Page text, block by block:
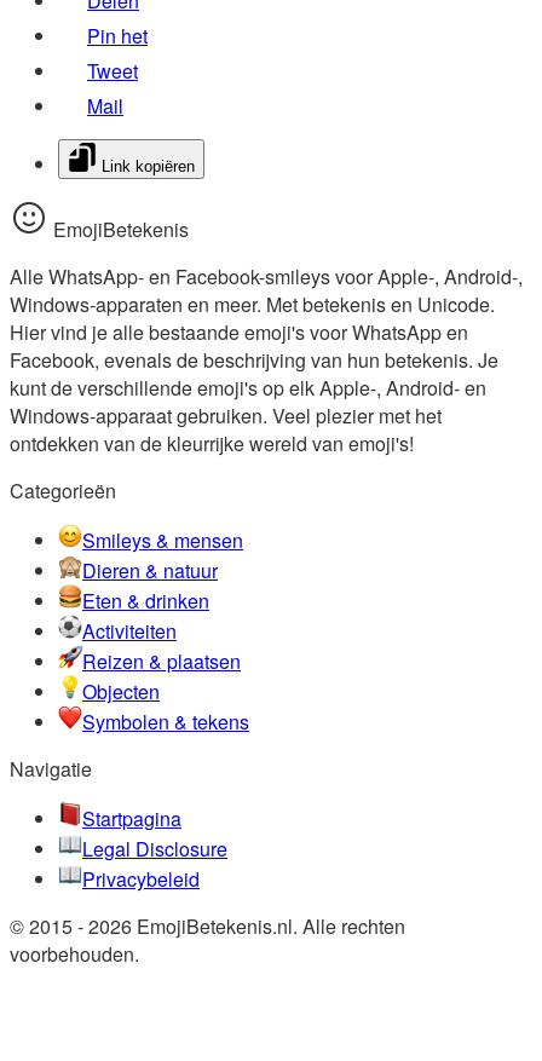
Pin het
Tweet
Mail
Link kopiëren
EmojiBetekenis
Alle WhatsApp- en Facebook-smileys voor Apple-, Android-,
Windows-apparaten en meer. Met betekenis en Unicode.
Hier vind je alle bestaande emoji's voor WhatsApp en
Facebook, evenals de beschrijving van hun betekenis. Je
kunt de verschillende emoji's op elk Apple-, Android- en
Windows-apparaat gebruiken. Veel plezier met het
ontdekken van de kleurrijke wereld van emoji's!
Categorieën
Smileys & mensen
Dieren & natuur
Eten & drinken
Activiteiten
Reizen & plaatsen
Objecten
Symbolen & tekens
Navigatie
Startpagina
Legal Disclosure
Privacybeleid
© 2015 - 2026 EmojiBetekenis.nl. Alle rechten
voorbehouden.